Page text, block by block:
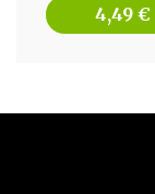
4,49 €